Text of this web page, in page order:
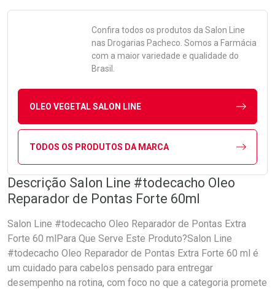
Confira todos os produtos da Salon Line
nas Drogarias Pacheco. Somos a Farmácia
com a maior variedade e qualidade do
Brasil.
OLEO VEGETAL SALON LINE
TODOS OS PRODUTOS DA MARCA
Descrição Salon Line #todecacho Oleo
Reparador de Pontas Forte 60ml
Salon Line #todecacho Oleo Reparador de Pontas Extra
Forte 60 mlPara Que Serve Este Produto?Salon Line
#todecacho Oleo Reparador de Pontas Extra Forte 60 ml é
um cuidado para cabelos pensado para entregar
desempenho na rotina, com foco no que a categoria promete